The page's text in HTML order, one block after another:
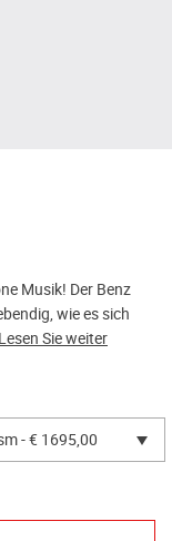
Musik! Der Benz
wie es sich
Lesen Sie weiter
- € 1695,00